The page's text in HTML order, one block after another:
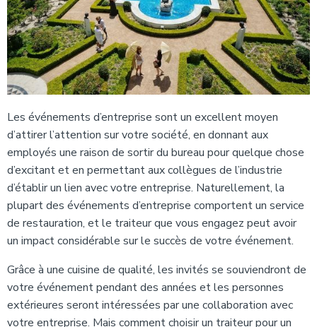
Les événements d’entreprise sont un excellent moyen
d’attirer l’attention sur votre société, en donnant aux
employés une raison de sortir du bureau pour quelque chose
d’excitant et en permettant aux collègues de l’industrie
d’établir un lien avec votre entreprise. Naturellement, la
plupart des événements d’entreprise comportent un service
de restauration, et le traiteur que vous engagez peut avoir
un impact considérable sur le succès de votre événement.
Grâce à une cuisine de qualité, les invités se souviendront de
votre événement pendant des années et les personnes
extérieures seront intéressées par une collaboration avec
votre entreprise. Mais comment choisir un traiteur pour un